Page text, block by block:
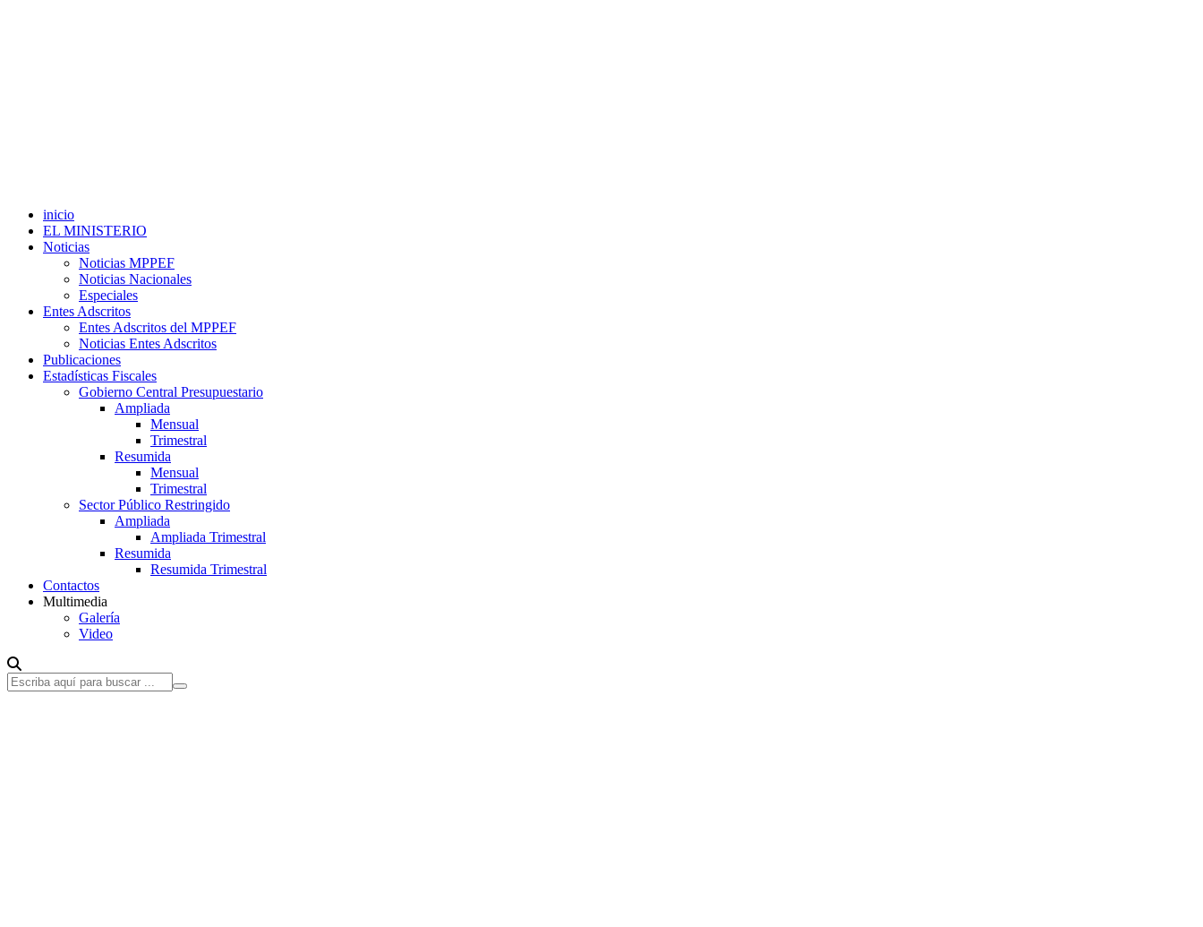
inicio
EL MINISTERIO
Noticias
Noticias MPPEF
Noticias Nacionales
Especiales
Entes Adscritos
Entes Adscritos del MPPEF
Noticias Entes Adscritos
Publicaciones
Estadísticas Fiscales
Gobierno Central Presupuestario
Ampliada
Mensual
Trimestral
Resumida
Mensual
Trimestral
Sector Público Restringido
Ampliada
Ampliada Trimestral
Resumida
Resumida Trimestral
Contactos
Multimedia
Galería
Video